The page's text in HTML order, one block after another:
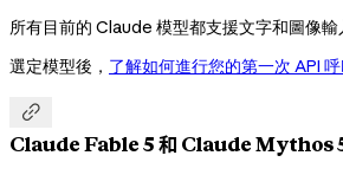
所有目前的 Claude 模型都支援文字和圖像
選定模型後， 了解如何進行您的第一次 API 呼

Claude Fable 5 和 Claude Mythos